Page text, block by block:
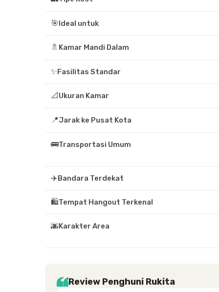
🎯Ideal untuk
🚿 Kamar Mandi Dalam
✨Fasilitas Standar
📐 Ukuran Kamar
📍Jarak ke Pusat Kota
🚌Transportasi Umum
✈️Bandara Terdekat
🛍️Tempat Hangout Terkenal
🌆Karakter Area
Review Penghuni Rukita